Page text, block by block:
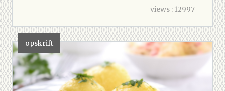
views : 12997
opskrift